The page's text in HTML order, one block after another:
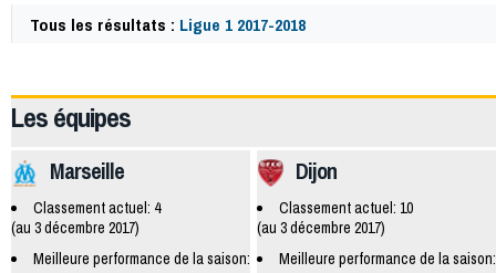
Tous les résultats : Ligue 1 2017-2018
Les équipes
Dijon
Classement actuel: 10
(au 3 décembre 2017)
Meilleure performance de la saison:
Marseille
Classement actuel: 4
(au 3 décembre 2017)
Meilleure performance de la saison: